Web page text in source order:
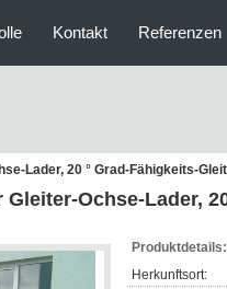
Kontakt Referenzen
Lader, 20 ° Grad-Fähigkeits-
Ochse-Lader,
Produktdetails:
Herkunftsort: